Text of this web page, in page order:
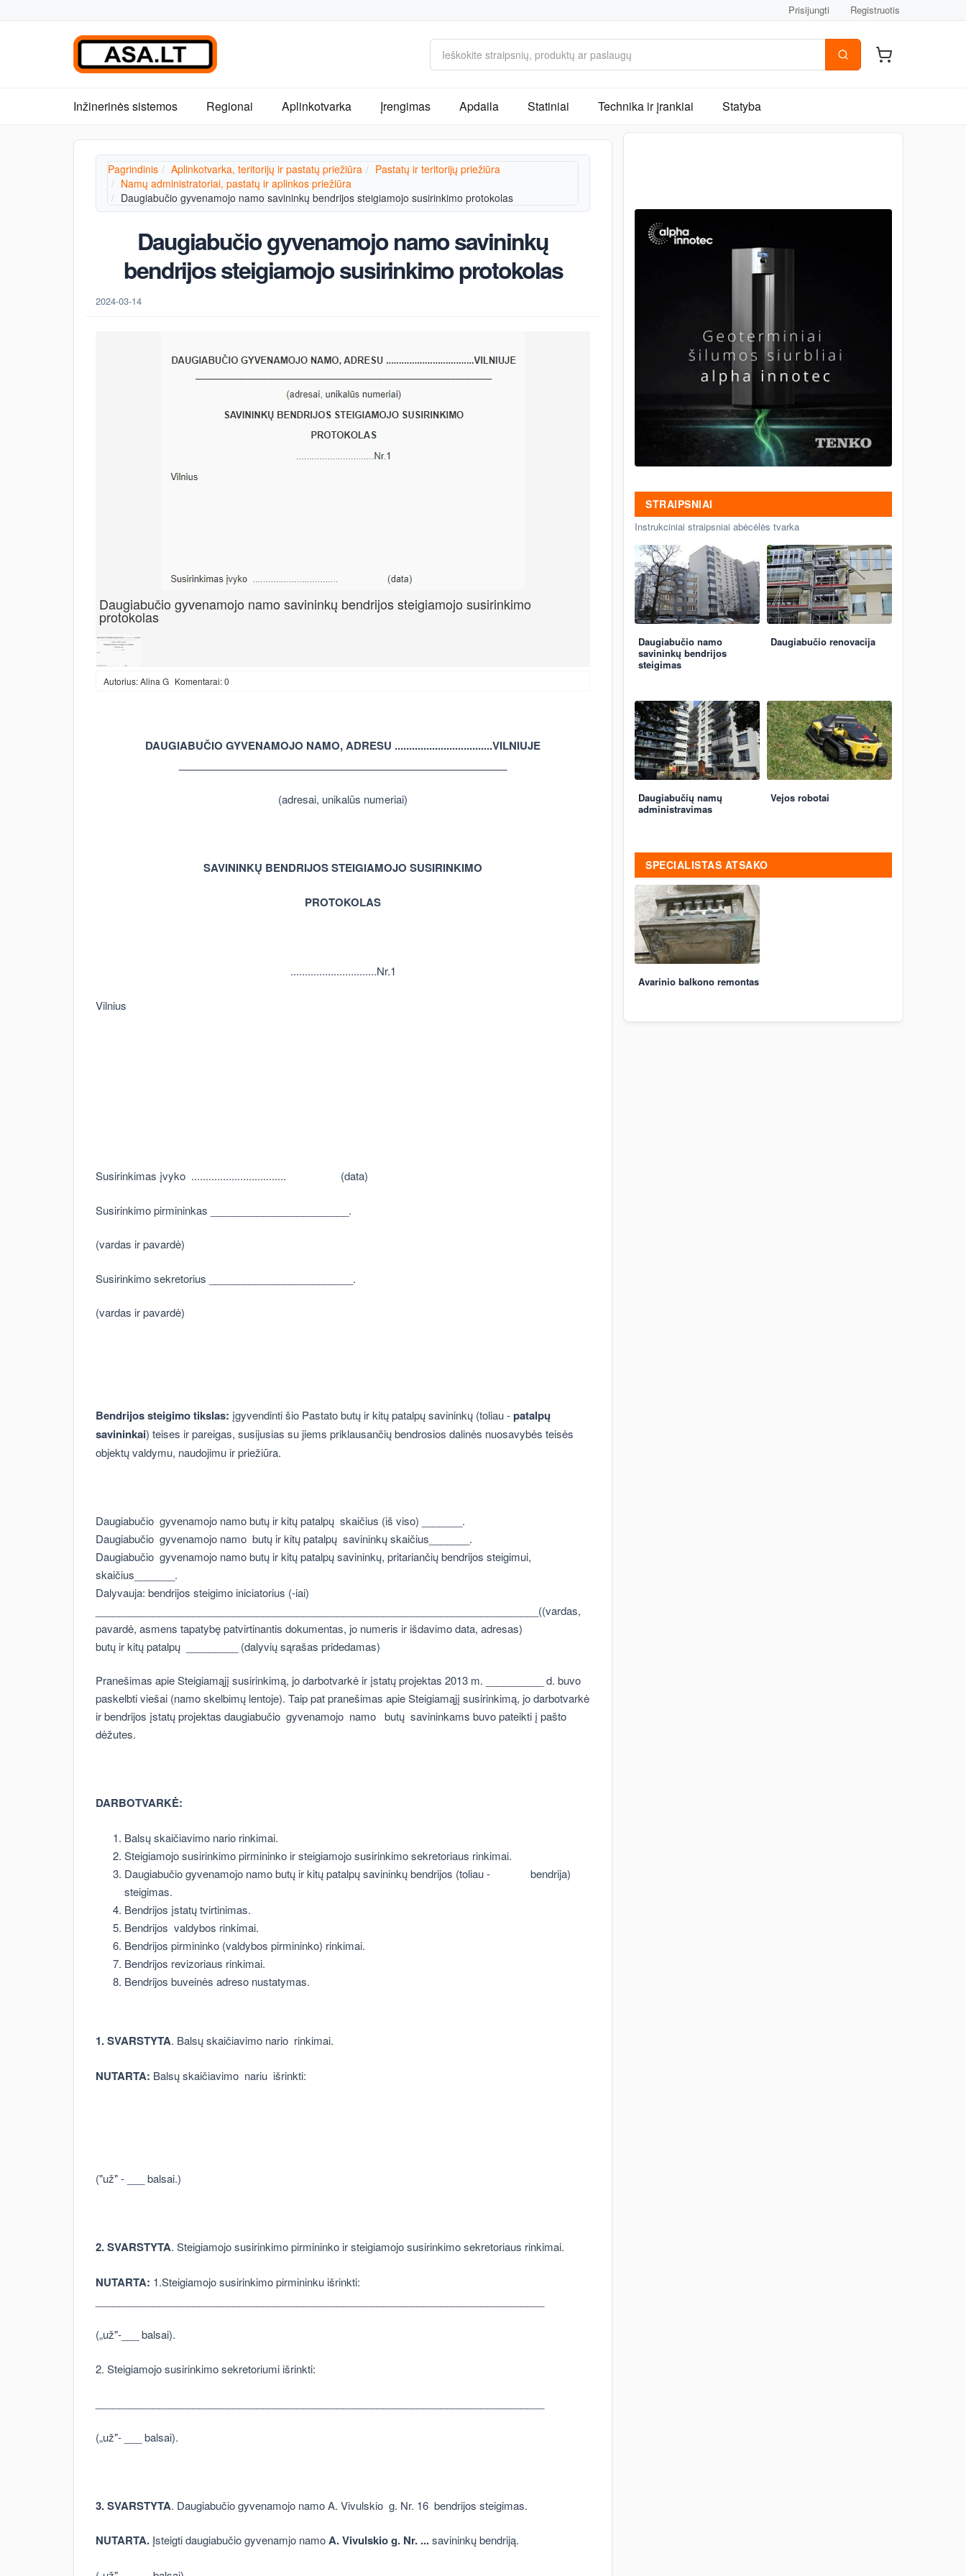
Prisijungti Registruotis
Inžinerinės sistemos Regionai Aplinkotvarka Įrengimas Apdaila Statiniai Technika ir įrankiai Statyba
Pagrindinis Aplinkotvarka, teritorijų ir pastatų priežiūra
Pastatų ir teritorijų priežiūra
Namų administratoriai, pastatų ir aplinkos priežiūra
Daugiabučio gyvenamojo namo savininkų bendrijos steigiamojo susirinkimo protokolas
Daugiabučio gyvenamojo namo savininkų
bendrijos steigiamojo susirinkimo protokolas
2024-03-14
Daugiabučio gyvenamojo namo savininkų bendrijos steigiamojo susirinkimo
protokolas
Autorius: Alina G Komentarai: 0
DAUGIABUČIO GYVENAMOJO NAMO, ADRESU ..................................VILNIUJE
(adresai, unikalūs numeriai)
SAVININKŲ BENDRIJOS STEIGIAMOJO SUSIRINKIMO
PROTOKOLAS
..............................Nr.1
Vilnius
Susirinkimas įvyko ................................. (data)
Susirinkimo pirmininkas ________________________.
(vardas ir pavardė)
Susirinkimo sekretorius _________________________.
(vardas ir pavardė)
Bendrijos steigimo tikslas: įgyvendinti šio Pastato butų ir kitų patalpų savininkų (toliau -patalpų
savininkai) teises ir pareigas, susijusias su jiems priklausančių bendrosios dalinės nuosavybės teisės
objektų valdymu, naudojimu ir priežiūra.
Daugiabučio gyvenamojo namo butų ir kitų patalpų skaičius (iš viso) _______.
Daugiabučio gyvenamojo namo butų ir kitų patalpų savininkų skaičius_______.
Daugiabučio gyvenamojo namo butų ir kitų patalpų savininkų, pritariančių bendrijos steigimui,
skaičius_______.
Dalyvauja: bendrijos steigimo iniciatorius (-iai)
_____________________________________________________________________________((vardas,
pavardė, asmens tapatybę patvirtinantis dokumentas, jo numeris ir išdavimo data, adresas)
butų ir kitų patalpų _________ (dalyvių sąrašas pridedamas)
Pranešimas apie Steigiamąjį susirinkimą, jo darbotvarkė ir įstatų projektas 2013 m. __________ d. buvo
paskelbti viešai (namo skelbimų lentoje). Taip pat pranešimas apie Steigiamąjį susirinkimą, jo darbotvarkė
ir bendrijos įstatų projektas daugiabučio gyvenamojo namo butų savininkams buvo pateikti į pašto
dėžutes.
DARBOTVARKĖ:
Balsų skaičiavimo nario rinkimai.
Steigiamojo susirinkimo pirmininko ir steigiamojo susirinkimo sekretoriaus rinkimai.
Daugiabučio gyvenamojo namo butų ir kitų patalpų savininkų bendrijos (toliau - bendrija)
steigimas.
Bendrijos įstatų tvirtinimas.
Bendrijos valdybos rinkimai.
Bendrijos pirmininko (valdybos pirmininko) rinkimai.
Bendrijos revizoriaus rinkimai.
Bendrijos buveinės adreso nustatymas.
1. SVARSTYTA. Balsų skaičiavimo nario rinkimai.
NUTARTA: Balsų skaičiavimo nariu išrinkti:
("už" - ___ balsai.)
2. SVARSTYTA. Steigiamojo susirinkimo pirmininko ir steigiamojo susirinkimo sekretoriaus rinkimai.
NUTARTA: 1.Steigiamojo susirinkimo pirmininku išrinkti:
(„už"-___ balsai).
2. Steigiamojo susirinkimo sekretoriumi išrinkti:
(„už"- ___ balsai).
3. SVARSTYTA. Daugiabučio gyvenamojo namo A. Vivulskio g. Nr. 16 bendrijos steigimas.
NUTARTA. Įsteigti daugiabučio gyvenamjo namoA. Vivulskiog. Nr. ...savininkų bendriją.
STRAIPSNIAI
Instrukciniai straipsniai abėcėlės tvarka
Daugiabučio namo
savininkų bendrijos
steigimas
Daugiabučio renovacija
Daugiabučių namų
administravimas
Vejos robotai
SPECIALISTAS ATSAKO
Avarinio balkono remontas